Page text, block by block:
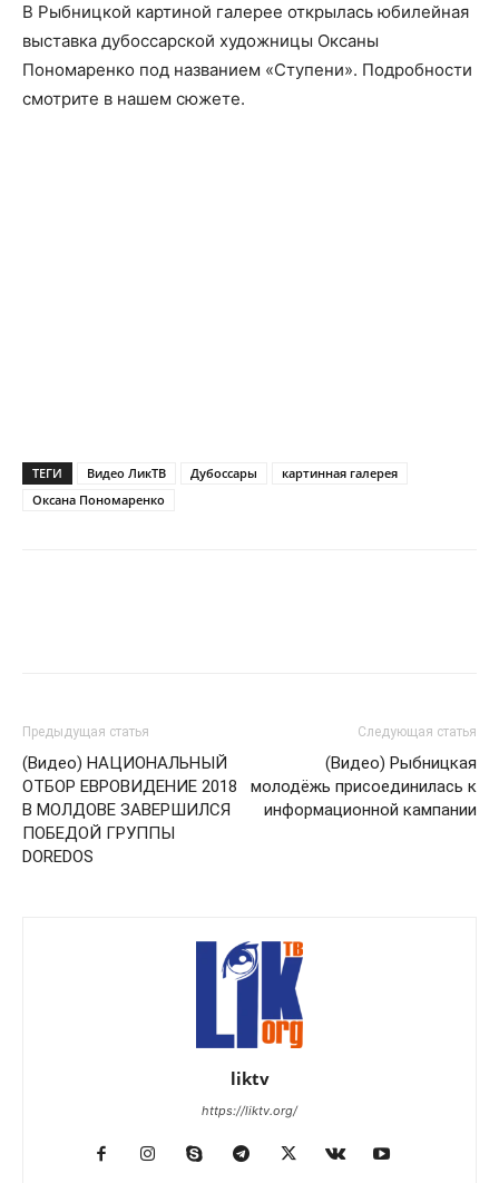
В Рыбницкой картиной галерее открылась юбилейная
выставка дубоссарской художницы Оксаны
Пономаренко под названием «Ступени». Подробности
смотрите в нашем сюжете.
ТЕГИ Видео ЛикТВ Дубоссары
картинная галерея
Оксана Пономаренко
Предыдущая статья
(Видео) НАЦИОНАЛЬНЫЙ
ОТБОР ЕВРОВИДЕНИЕ 2018
В МОЛДОВЕ ЗАВЕРШИЛСЯ
ПОБЕДОЙ ГРУППЫ
DOREDOS
Следующая статья
(Видео) Рыбницкая
молодёжь присоединилась к
информационной кампании
liktv
https://liktv.org/